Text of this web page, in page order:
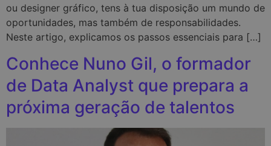
ou designer gráfico, tens à tua disposição um mundo de
oportunidades, mas também de responsabilidades.
Neste artigo, explicamos os passos essenciais para […]
Conhece Nuno Gil, o formador
de Data Analyst que prepara a
próxima geração de talentos